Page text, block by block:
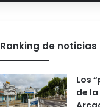
Ranking de noticias
Los
de